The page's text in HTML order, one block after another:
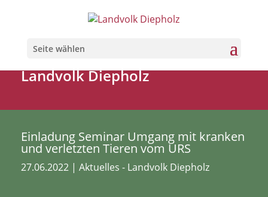
Seite wählen
Landvolk Diepholz
Einladung Seminar Umgang mit kranken
und verletzten Tieren vom URS
27.06.2022 | Aktuelles - Landvolk Diepholz